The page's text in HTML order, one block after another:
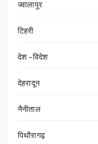
ज्वालापुर
टिहरी
देश -विदेश
देहरादून
नैनीताल
पिथौरागढ़